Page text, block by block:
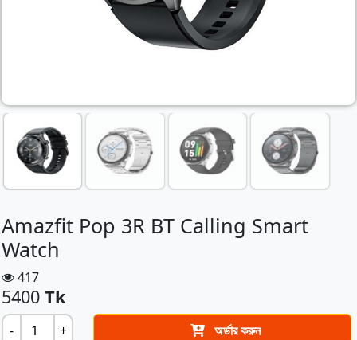
Amazfit Pop 3R BT Calling Smart
Watch
417
5400 Tk
- + অর্ডার করুন